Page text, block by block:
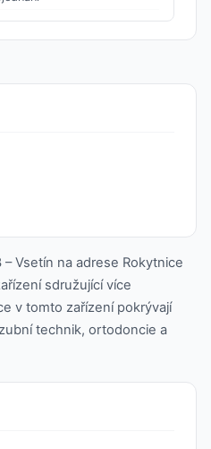
Vsetín na adrese Rokytnice
sdružující více
v tomto zařízení pokrývají
technik, ortodoncie a